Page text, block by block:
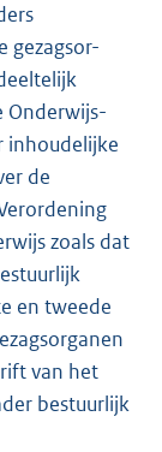
gezagsor-
Onderwijs-
inhoudelijke
de
zoals dat
en tweede
van het
bestuurlijk